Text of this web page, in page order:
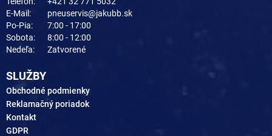
E-Mail:
pneuservis@jakubb.sk
Po-Pia:
7:00 - 17:00
Sobota:
8:00 - 12:00
Nedeľa:
Zatvorené
SLUŽBY
Obchodné podmienky
Reklamačný poriadok
Kontakt
GDPR